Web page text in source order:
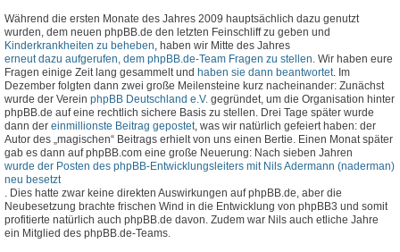
Während die ersten Monate des Jahres 2009 hauptsächlich dazu genutzt
wurden, dem neuen phpBB.de den letzten Feinschliff zu geben und
Kinderkrankheiten zu beheben, haben wir Mitte des Jahres
erneut dazu aufgerufen, dem phpBB.de-Team Fragen zu stellen. Wir haben eure
Fragen einige Zeit lang gesammelt und haben sie dann beantwortet. Im
Dezember folgten dann zwei große Meilensteine kurz nacheinander: Zunächst
wurde der Verein phpBB Deutschland e.V. gegründet, um die Organisation hinter
phpBB.de auf eine rechtlich sichere Basis zu stellen. Drei Tage später wurde
dann der einmillionste Beitrag gepostet, was wir natürlich gefeiert haben: der
Autor des „magischen“ Beitrags erhielt von uns einen Bertie. Einen Monat später
gab es dann auf phpBB.com eine große Neuerung: Nach sieben Jahren
wurde der Posten des phpBB-Entwicklungsleiters mit Nils Adermann (naderman)
neu besetzt
. Dies hatte zwar keine direkten Auswirkungen auf phpBB.de, aber die
Neubesetzung brachte frischen Wind in die Entwicklung von phpBB3 und somit
profitierte natürlich auch phpBB.de davon. Zudem war Nils auch etliche Jahre
ein Mitglied des phpBB.de-Teams.